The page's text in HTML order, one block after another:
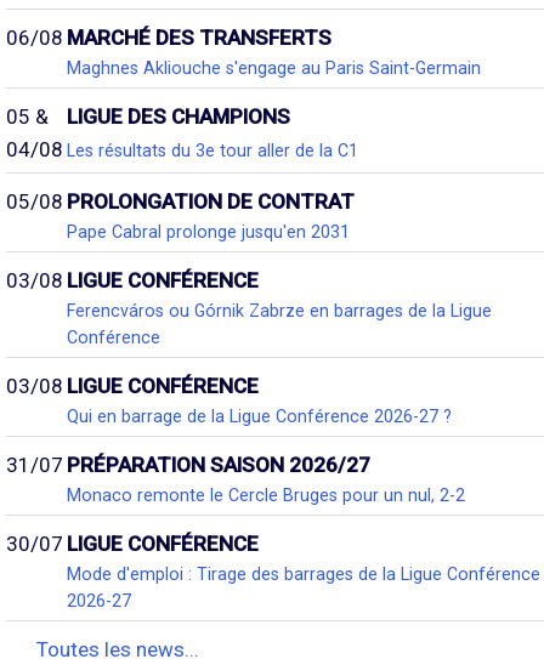
06/08 MARCHÉ DES TRANSFERTS
Maghnes Akliouche s'engage au Paris Saint-Germain
05 &
04/08
LIGUE DES CHAMPIONS
Les résultats du 3e tour aller de la C1
05/08 PROLONGATION DE CONTRAT
Pape Cabral prolonge jusqu'en 2031
03/08 LIGUE CONFÉRENCE
Ferencváros ou Górnik Zabrze en barrages de la Ligue
Conférence
03/08 LIGUE CONFÉRENCE
Qui en barrage de la Ligue Conférence 2026-27 ?
31/07 PRÉPARATION SAISON 2026/27
Monaco remonte le Cercle Bruges pour un nul, 2-2
30/07 LIGUE CONFÉRENCE
Mode d'emploi : Tirage des barrages de la Ligue Conférence
2026-27
Toutes les news...